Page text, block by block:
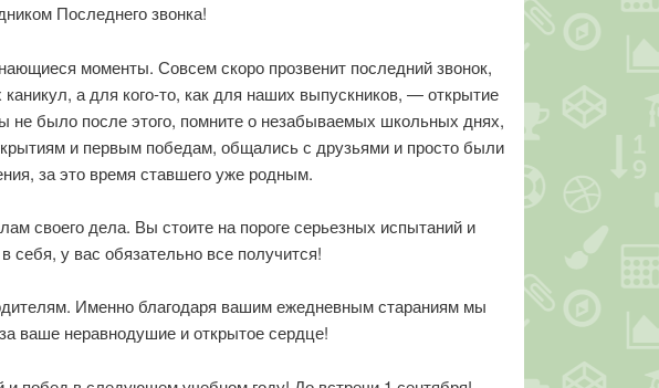
Последнего звонка!
моменты. Совсем скоро прозвенит последний звонок,
а для кого-то, как для наших выпускников, — открытие
не было после этого, помните о незабываемых школьных днях,
и первым победам, общались с друзьями и просто были
за это время ставшего уже родным.
своего дела. Вы стоите на пороге серьезных испытаний и
у вас обязательно все получится!
Именно благодаря вашим ежедневным стараниям мы
ваше неравнодушие и открытое сердце!